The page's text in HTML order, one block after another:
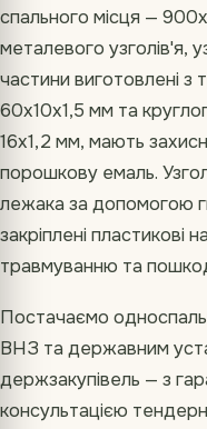
спального місця —
металевого узголів'я,
частини виготовлені з
60х10х1,5 мм та
16х1,2 мм, мають
порошкову емаль.
лежака за допомогою
закріплені пластикові
травмуванню та
Постачаємо
ВНЗ та державним
держзакупівель — з
консультацією